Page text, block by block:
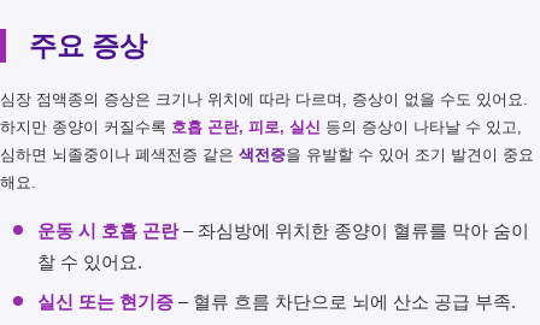
주요 증상
심장 점액종의 증상은 크기나 위치에 따라 다르며, 증상이 없을 수도 있어요.
하지만 종양이 커질수록 호흡 곤란, 피로, 실신 등의 증상이 나타날 수 있고,
심하면 뇌졸중이나 폐색전증 같은 색전증을 유발할 수 있어 조기 발견이 중요
해요.
운동 시 호흡 곤란– 좌심방에 위치한 종양이 혈류를 막아 숨이
찰 수 있어요.
실신 또는 현기증– 혈류 흐름 차단으로 뇌에 산소 공급 부족.